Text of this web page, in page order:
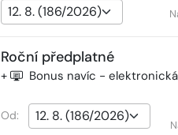
Roční předplatné
+ Bonus navíc -
Od: